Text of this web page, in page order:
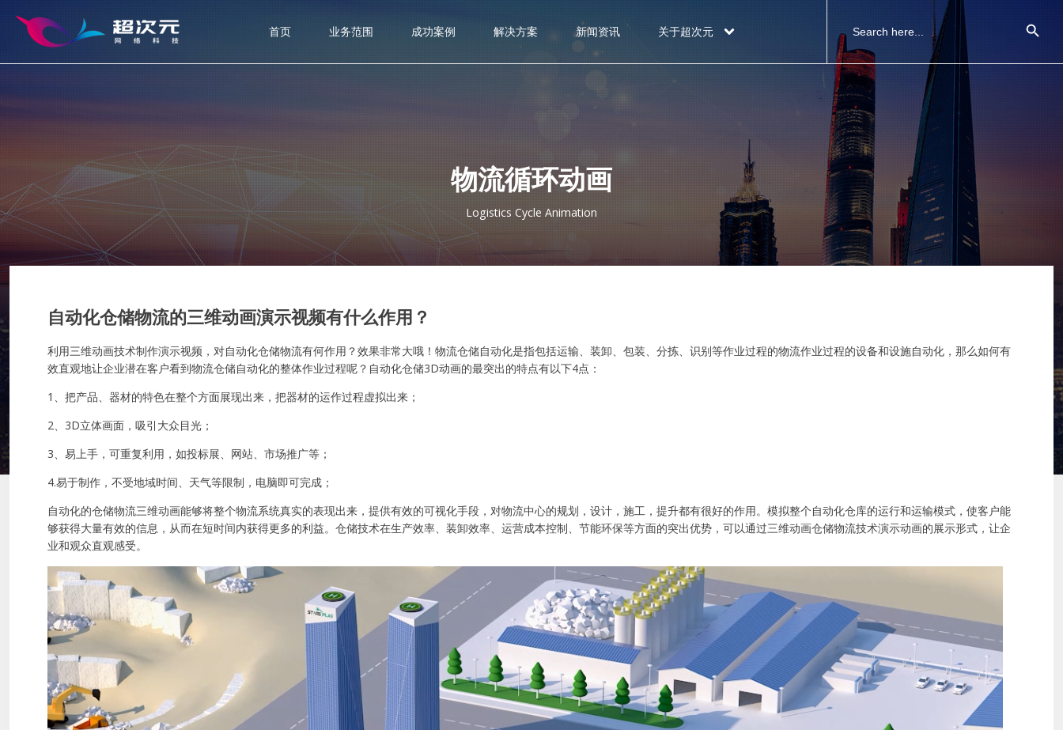
首页 业务范围 成功案例 解决方案 新闻资讯 关于超次元 for:
物流循环动画
Logistics Cycle Animation
自动化仓储物流的三维动画演示视频有什么作用？
利用三维动画技术制作演示视频，对自动化仓储物流有何作用？效果非常大哦！物流仓储自动化是指包括运输、装卸、包装、分拣、识别等作业过程的物流作业过程的设备和设施自动化，那么如何有
效直观地让企业潜在客户看到物流仓储自动化的整体作业过程呢？自动化仓储3D动画的最突出的特点有以下4点：
1、把产品、器材的特色在整个方面展现出来，把器材的运作过程虚拟出来；
2、3D立体画面，吸引大众目光；
3、易上手，可重复利用，如投标展、网站、市场推广等；
4.易于制作，不受地域时间、天气等限制，电脑即可完成；
自动化的仓储物流三维动画能够将整个物流系统真实的表现出来，提供有效的可视化手段，对物流中心的规划，设计，施工，提升都有很好的作用。模拟整个自动化仓库的运行和运输模式，使客户能
够获得大量有效的信息，从而在短时间内获得更多的利益。仓储技术在生产效率、装卸效率、运营成本控制、节能环保等方面的突出优势，可以通过三维动画仓储物流技术演示动画的展示形式，让企
业和观众直观感受。